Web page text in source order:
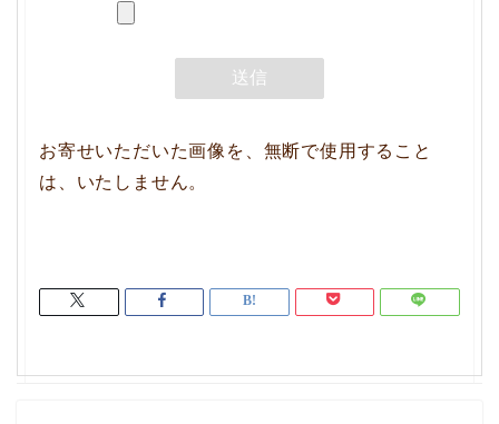
お寄せいただいた画像を、無断で使用すること
は、いたしません。